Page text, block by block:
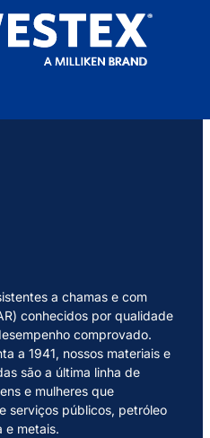
a chamas e com
conhecidos por qualidade
comprovado.
a 1941, nossos materiais e
são a última linha de
e mulheres que
serviços públicos, petróleo
e metais.